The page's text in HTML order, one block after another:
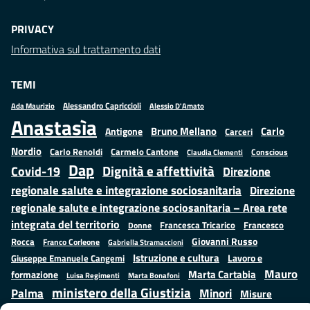
PRIVACY
Informativa sul trattamento dati
TEMI
Ada Maurizio Alessandro Capriccioli Alessio D'Amato
Anastasìa Antigone Bruno Mellano Carceri
Carlo
Nordio Carlo Renoldi Carmelo Cantone Claudia Clementi Conscious
Covid-19 Dap Dignità e affettività Direzione
regionale salute e integrazione sociosanitaria Direzione
regionale salute e integrazione sociosanitaria – Area rete
integrata del territorio
Donne Francesca Tricarico
Francesco
Rocca
Franco Corleone Gabriella Stramaccioni Giovanni Russo
Giuseppe Emanuele Cangemi Istruzione e cultura
Lavoro e
formazione
Luisa Regimenti Marta Bonafoni Marta Cartabia Mauro
Palma ministero della Giustizia Minori Misure